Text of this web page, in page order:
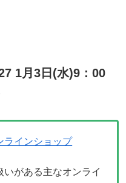
1月3日(水)9：00
ラインショップ
いがある主なオンライ